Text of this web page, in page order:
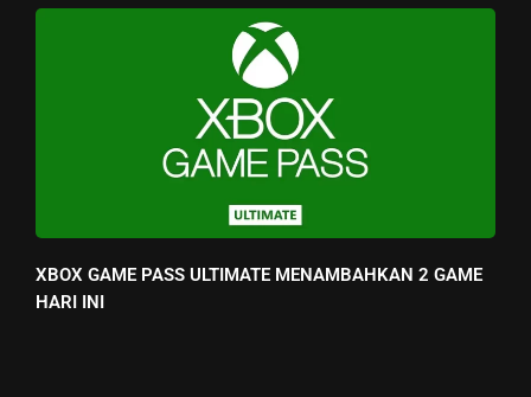
XBOX GAME PASS ULTIMATE MENAMBAHKAN 2 GAME
HARI INI